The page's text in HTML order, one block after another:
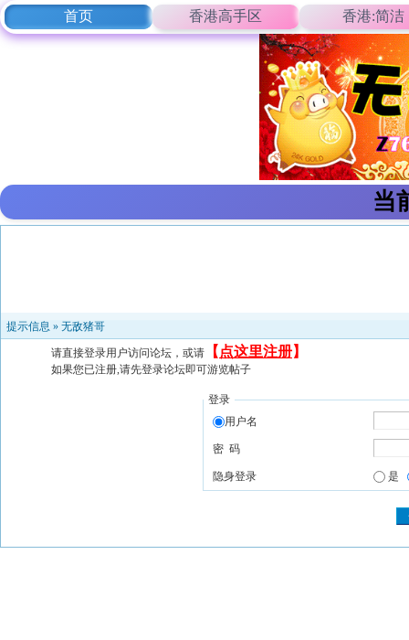
首页 香港高手区 香港:简洁
当
提示信息 » 无敌猪哥
请直接登录用户访问论坛，或请 【 点这里注册】
如果您已注册,请先登录论坛即可游览帖子
登录
用户名
密 码
隐身登录 是